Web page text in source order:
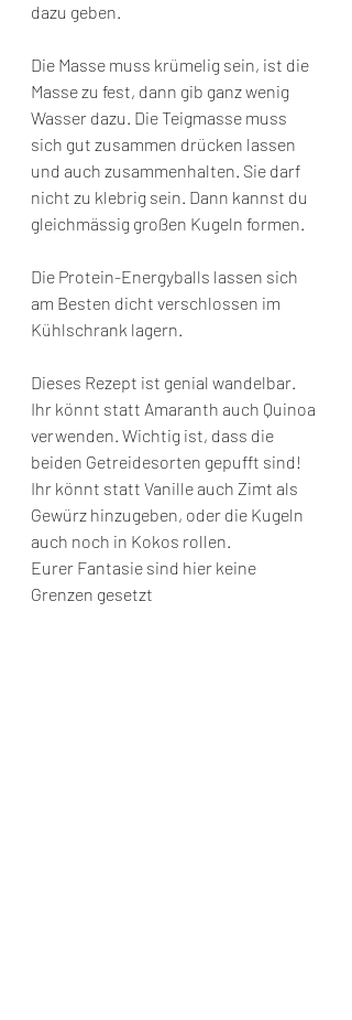
dazu geben.
Die Masse muss krümelig sein, ist die
Masse zu fest, dann gib ganz wenig
Wasser dazu. Die Teigmasse muss
sich gut zusammen drücken lassen
und auch zusammenhalten. Sie darf
nicht zu klebrig sein. Dann kannst du
gleichmässig großen Kugeln formen.
Die Protein-Energyballs lassen sich
am Besten dicht verschlossen im
Kühlschrank lagern.
Dieses Rezept ist genial wandelbar.
Ihr könnt statt Amaranth auch Quinoa
verwenden. Wichtig ist, dass die
beiden Getreidesorten gepufft sind!
Ihr könnt statt Vanille auch Zimt als
Gewürz hinzugeben, oder die Kugeln
auch noch in Kokos rollen.
Eurer Fantasie sind hier keine
Grenzen gesetzt